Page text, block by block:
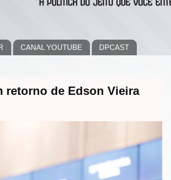
CANAL YOUTUBE DPCAST
retorno de Edson Vieira